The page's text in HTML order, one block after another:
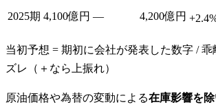
2025期 4,100億円 — 4,200億円
当初予想 = 期初に会社が発表した数字 /
ズレ（＋なら上振れ）
原油価格や為替の変動による在庫影響を